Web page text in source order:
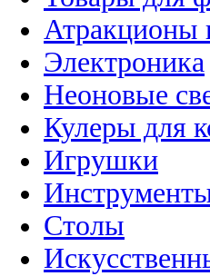
Атракционы
Электроника
Неоновые
Кулеры для
Игрушки
Столы